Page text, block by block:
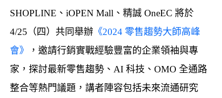
SHOPLINE、iOPEN Mall、精誠 OneEC 將於
4/25（四）共同舉辦 《2024 零售趨勢大師高峰
會》
，邀請行銷實戰經驗豐富的企業領袖與專
家，探討最新零售趨勢、AI 科技、OMO 全通路
整合等熱門議題，講者陣容包括未來流通研究